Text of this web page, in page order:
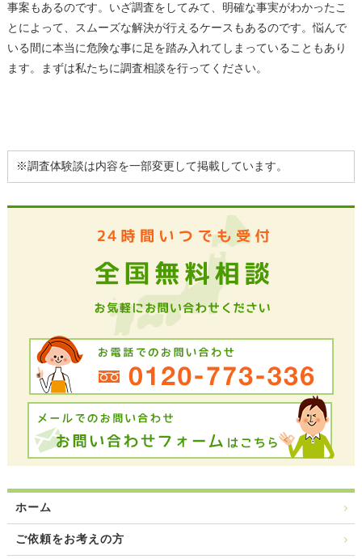
事案もあるのです。いざ調査をしてみて、明確な事実がわかったこ
とによって、スムーズな解決が行えるケースもあるのです。悩んで
いる間に本当に危険な事に足を踏み入れてしまっていることもあり
ます。まずは私たちに調査相談を行ってください。
※調査体験談は内容を一部変更して掲載しています。
ホーム
ご依頼をお考えの方